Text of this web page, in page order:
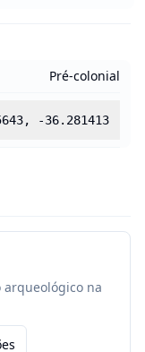
Pré-colonial
, -36.281413
arqueológico na